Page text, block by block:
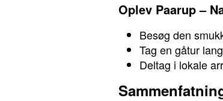
Oplev Paarup –
Besøg den
Tag en gåtur
Deltag i lokale